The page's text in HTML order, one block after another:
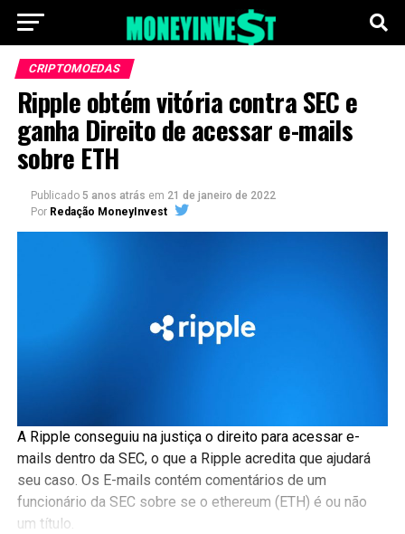
CRIPTOMOEDAS
Ripple obtém vitória contra SEC e
ganha Direito de acessar e-mails
sobre ETH
Publicado 5 anos atrás em 21 de janeiro de 2022
Por Redação MoneyInvest
A Ripple conseguiu na justiça o direito para acessar e-
mails dentro da SEC, o que a Ripple acredita que ajudará
seu caso. Os E-mails contém comentários de um
funcionário da SEC sobre se o ethereum (ETH) é ou não
um título.